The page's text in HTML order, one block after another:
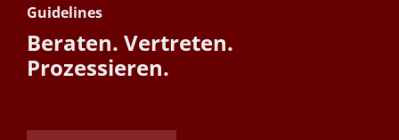
Guidelines
Beraten. Vertreten.
Prozessieren.